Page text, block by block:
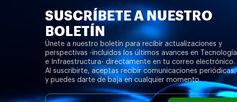
SUSCRÍBETE A NUESTRO
BOLETÍN
Únete a nuestro boletín para recibir actualizaciones y
perspectivas -incluidos los últimos avances en Tecnología
e Infraestructura- directamente en tu correo electrónico.
Al suscribirte, aceptas recibir comunicaciones periódicas,
y puedes darte de baja en cualquier momento.